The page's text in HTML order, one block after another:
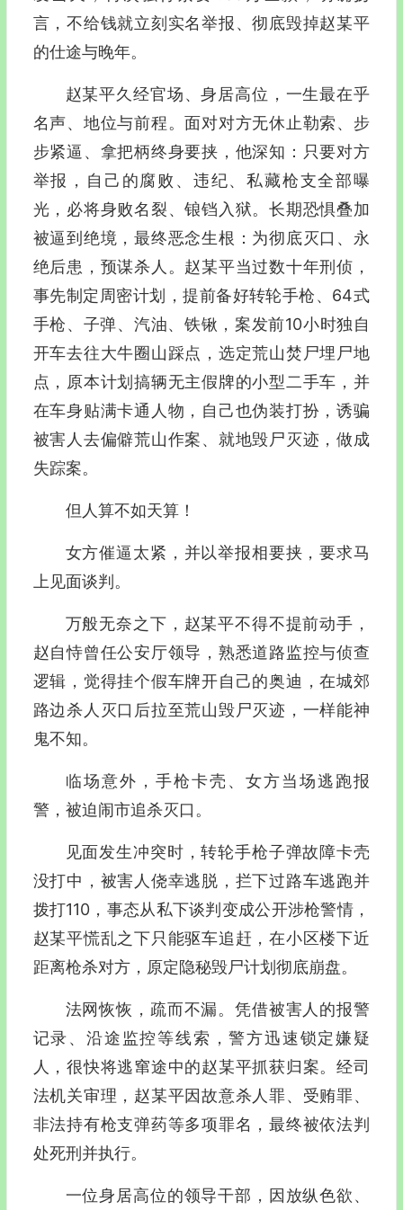
言，不给钱就立刻实名举报、彻底毁掉赵某平
的仕途与晚年。
赵某平久经官场、身居高位，一生最在乎
名声、地位与前程。面对对方无休止勒索、步
步紧逼、拿把柄终身要挟，他深知：只要对方
举报，自己的腐败、违纪、私藏枪支全部曝
光，必将身败名裂、锒铛入狱。长期恐惧叠加
被逼到绝境，最终恶念生根：为彻底灭口、永
绝后患，预谋杀人。赵某平当过数十年刑侦，
事先制定周密计划，提前备好转轮手枪、64式
手枪、子弹、汽油、铁锹，案发前10小时独自
开车去往大牛圈山踩点，选定荒山焚尸埋尸地
点，原本计划搞辆无主假牌的小型二手车，并
在车身贴满卡通人物，自己也伪装打扮，诱骗
被害人去偏僻荒山作案、就地毁尸灭迹，做成
失踪案。
但人算不如天算！
女方催逼太紧，并以举报相要挟，要求马
上见面谈判。
万般无奈之下，赵某平不得不提前动手，
赵自恃曾任公安厅领导，熟悉道路监控与侦查
逻辑，觉得挂个假车牌开自己的奥迪，在城郊
路边杀人灭口后拉至荒山毁尸灭迹，一样能神
鬼不知。
临场意外，手枪卡壳、女方当场逃跑报
警，被迫闹市追杀灭口。
见面发生冲突时，转轮手枪子弹故障卡壳
没打中，被害人侥幸逃脱，拦下过路车逃跑并
拨打110，事态从私下谈判变成公开涉枪警情，
赵某平慌乱之下只能驱车追赶，在小区楼下近
距离枪杀对方，原定隐秘毁尸计划彻底崩盘。
法网恢恢，疏而不漏。凭借被害人的报警
记录、沿途监控等线索，警方迅速锁定嫌疑
人，很快将逃窜途中的赵某平抓获归案。经司
法机关审理，赵某平因故意杀人罪、受贿罪、
非法持有枪支弹药等多项罪名，最终被依法判
处死刑并执行。
一位身居高位的领导干部，因放纵色欲、